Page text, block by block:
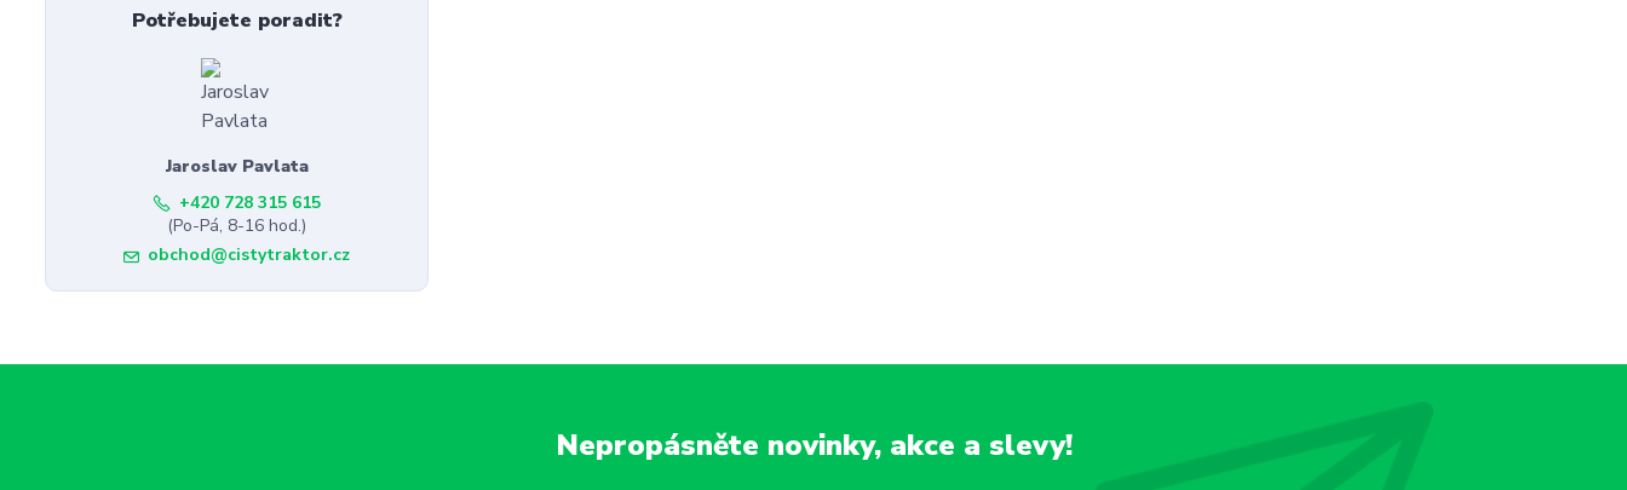
Potřebujete poradit?
Jaroslav Pavlata
+420 728 315 615
(Po-Pá, 8-16 hod.)
obchod@cistytraktor.cz
Nepropásněte novinky, akce a slevy!